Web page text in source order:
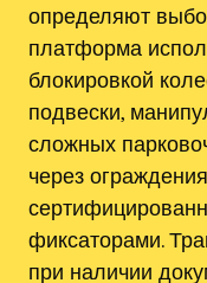
определяют
платформа
блокировкой
подвески,
сложных
через
фиксаторами.
при наличии